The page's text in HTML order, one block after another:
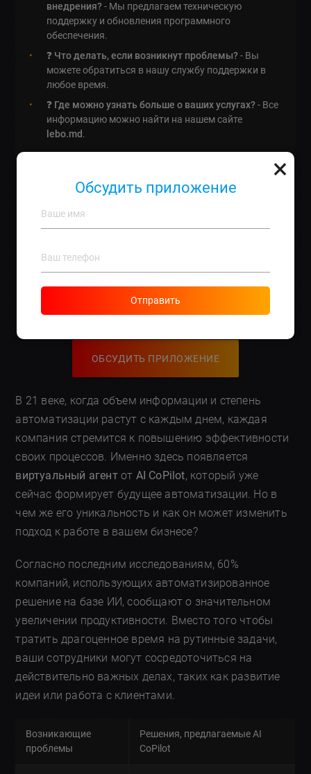
внедрения?- Мы предлагаем техническую
поддержку и обновления программного
обеспечения.
❓ Что делать, если возникнут проблемы?- Вы
можете обратиться в нашу службу поддержки в
любое время.
❓ Где можно узнать больше о ваших услугах?- Все
информацию можно найти на нашем сайте
lebo.md.
Почему виртуальный агент от
AI CoPilot — это будущее
автоматизации и повышения
эффективности?
ОБСУДИТЬ ПРИЛОЖЕНИЕ
В 21 веке, когда объем информации и степень
автоматизации растут с каждым днем, каждая
компания стремится к повышению эффективности
своих процессов. Именно здесь появляется
виртуальный агентот AI CoPilot, который уже
сейчас формирует будущее автоматизации. Но в
чем же его уникальность и как он может изменить
подход к работе в вашем бизнесе?
Согласно последним исследованиям, 60%
компаний, использующих автоматизированное
решение на базе ИИ, сообщают о значительном
увеличении продуктивности. Вместо того чтобы
тратить драгоценное время на рутинные задачи,
ваши сотрудники могут сосредоточиться на
действительно важных делах, таких как развитие
идеи или работа с клиентами.
Возникающие
проблемы
Решения, предлагаемые AI
CoPilot
×
Обсудить приложение
Отправить